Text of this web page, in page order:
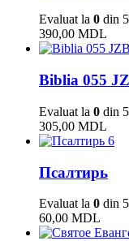
Evaluat la 0 din 5
390,00 MDL
Biblia 055
Evaluat la 0 din 5
305,00 MDL
6
Псалтирь
Evaluat la 0 din 5
60,00 MDL